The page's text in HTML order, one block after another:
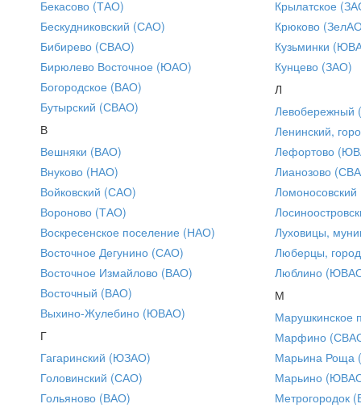
Бекасово (ТАО)
Бескудниковский (САО)
Бибирево (СВАО)
Бирюлево Восточное (ЮАО)
Богородское (ВАО)
Бутырский (СВАО)
В
Вешняки (ВАО)
Внуково (НАО)
Войковский (САО)
Вороново (ТАО)
Воскресенское поселение (НАО)
Восточное Дегунино (САО)
Восточное Измайлово (ВАО)
Восточный (ВАО)
Выхино-Жулебино (ЮВАО)
Г
Гагаринский (ЮЗАО)
Головинский (САО)
Гольяново (ВАО)
Крылатское
Крюково
Кузьминки
Кунцево (ЗАО)
Л
Ленинский,
Лефортово
Лианозово
Луховицы,
Люберцы,
Люблино
М
Марушкинское
Марфино
Марьина Роща
Марьино
Метрогородок